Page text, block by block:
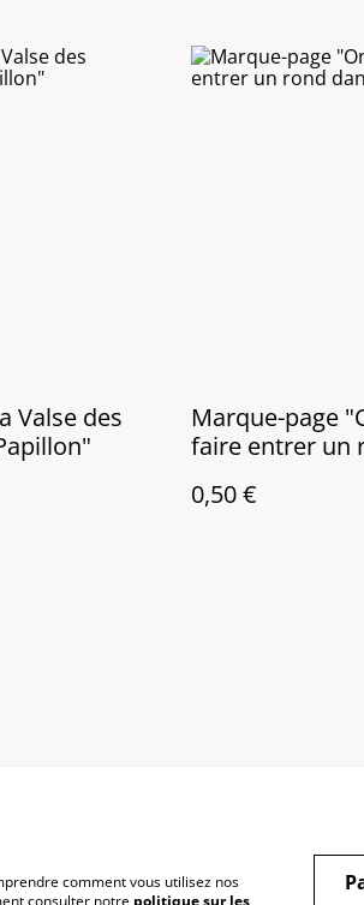
Valse des
Marque-page
faire entrer un
0,50 €
Politique de
comment vous utilisez nos
consulter notre politique sur les